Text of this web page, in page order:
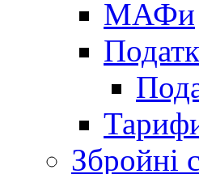
МАФи
Збройні